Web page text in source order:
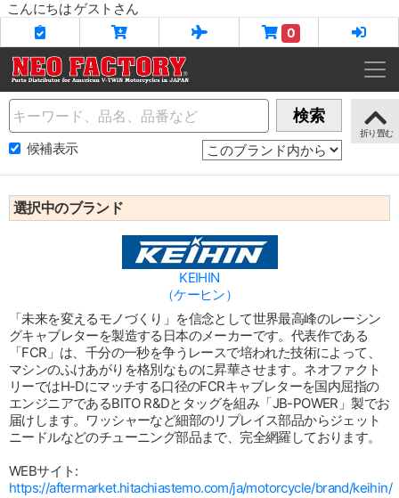
こんにちは ゲストさん
0
Name 検索
候補表示
選択中のブランド
KEIHIN
（ケーヒン）
「未来を変えるモノづくり」を信念として世界最高峰のレーシン
グキャブレターを製造する日本のメーカーです。代表作である
「FCR」は、千分の一秒を争うレースで培われた技術によって、
マシンのふけあがりを格別なものに昇華させます。ネオファクト
リーではH-Dにマッチする口径のFCRキャブレターを国内屈指の
エンジニアであるBITO R&Dとタッグを組み「JB-POWER」製でお
届けします。ワッシャーなど細部のリプレイス部品からジェット
ニードルなどのチューニング部品まで、完全網羅しております。
WEBサイト:
https://aftermarket.hitachiastemo.com/ja/motorcycle/brand/keihin/